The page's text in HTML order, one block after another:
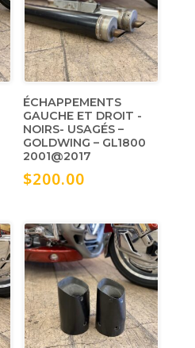
ÉCHAPPEMENTS
GAUCHE ET DROIT -
NOIRS- USAGÉS –
GOLDWING – GL1800
2001@2017
$200.00